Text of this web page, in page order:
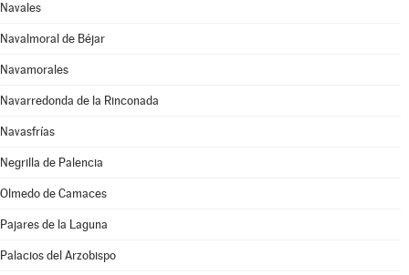
Navales
Navalmoral de Béjar
Navamorales
Navarredonda de la Rinconada
Navasfrías
Negrilla de Palencia
Olmedo de Camaces
Pajares de la Laguna
Palacios del Arzobispo